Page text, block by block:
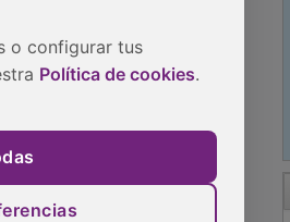
o configurar tus
Política de cookies.